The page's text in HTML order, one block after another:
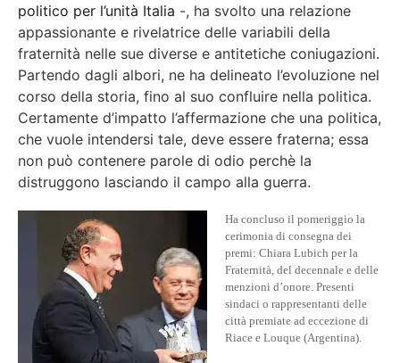
politico per l’unità Italia -, ha svolto una relazione
appassionante e rivelatrice delle variabili della
fraternità nelle sue diverse e antitetiche coniugazioni.
Partendo dagli albori, ne ha delineato l’evoluzione nel
corso della storia, fino al suo confluire nella politica.
Certamente d’impatto l’affermazione che una politica,
che vuole intendersi tale, deve essere fraterna; essa
non può contenere parole di odio perchè la
distruggono lasciando il campo alla guerra.
Ha concluso il pomeriggio la
cerimonia di consegna dei
premi: Chiara Lubich per la
Fraternità, del decennale e delle
menzioni d’onore. Presenti
sindaci o rappresentanti delle
città premiate ad eccezione di
Riace e Louque (Argentina).